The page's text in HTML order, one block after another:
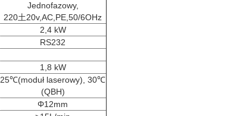
Jednofazowy,
220土20v,AC,PE,50/6OHz
2,4 kW
RS232
1,8 kW
25℃(moduł laserowy), 30℃
(QBH)
Φ12mm